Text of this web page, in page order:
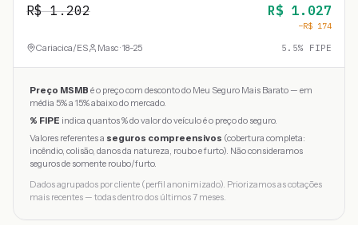
R$1.202 R$ 1.027
−R$ 174
Cariacica/ES Masc · 18-25 5.5% FIPE
Preço MSMB é o preço com desconto do Meu Seguro Mais Barato — em
média 5% a 15% abaixo do mercado.
% FIPE indica quantos % do valor do veículo é o preço do seguro.
Valores referentes a seguros compreensivos (cobertura completa:
incêndio, colisão, danos da natureza, roubo e furto). Não consideramos
seguros de somente roubo/furto.
Dados agrupados por cliente (perfil anonimizado). Priorizamos as cotações
mais recentes — todas dentro dos últimos 7 meses.